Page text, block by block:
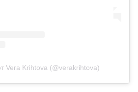
Vera Krihtova (@verakrihtova)